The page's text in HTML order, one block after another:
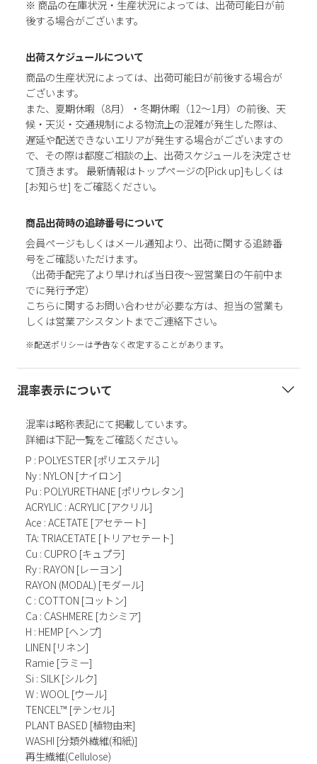
※ 商品の在庫状況・生産状況によっては、出荷可能日が前
後する場合がございます。
出荷スケジュールについて
商品の生産状況によっては、出荷可能日が前後する場合が
ございます。
また、夏期休暇（8月）・冬期休暇（12～1月）の前後、天
候・天災・交通規制による物流上の混雑が発生した際は、
遅延や配送できないエリアが発生する場合がございますの
で、その際は都度ご相談の上、出荷スケジュールを決定させ
て頂きます。 最新情報はトップページの[Pick up]もしくは
[お知らせ] をご確認ください。
商品出荷時の追跡番号について
会員ページもしくはメール通知より、出荷に関する追跡番
号をご確認いただけます。
（出荷手配完了より早ければ当日夜～翌営業日の午前中ま
でに発行予定）
こちらに関するお問い合わせが必要な方は、担当の営業も
しくは営業アシスタントまでご連絡下さい。
※配送ポリシーは予告なく改定することがあります。
混率表示について
混率は略称表記にて掲載しています。
詳細は下記一覧をご確認ください。
P : POLYESTER [ポリエステル]
Ny : NYLON [ナイロン]
Pu : POLYURETHANE [ポリウレタン]
ACRYLIC : ACRYLIC [アクリル]
Ace : ACETATE [アセテート]
TA: TRIACETATE [トリアセテート]
Cu : CUPRO [キュプラ]
Ry : RAYON [レーヨン]
RAYON (MODAL) [モダール]
C : COTTON [コットン]
Ca : CASHMERE [カシミア]
H : HEMP [ヘンプ]
LINEN [リネン]
Ramie [ラミー]
Si : SILK [シルク]
W : WOOL [ウール]
TENCEL™ [テンセル]
PLANT BASED [植物由来]
WASHI [分類外繊維(和紙)]
再生繊維(Cellulose)